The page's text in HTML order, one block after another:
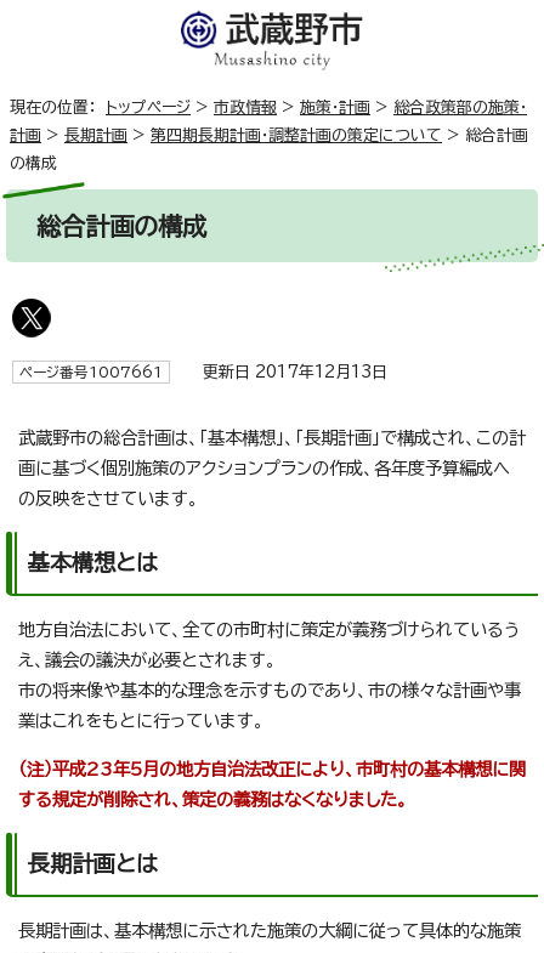
現在の位置： トップページ > 市政情報 > 施策・計画 > 総合政策部の施策・
計画 > 長期計画 > 第四期長期計画・調整計画の策定について > 総合計画
の構成
総合計画の構成
ページ番号1007661 更新日 2017年12月13日
武蔵野市の総合計画は、「基本構想」、「長期計画」で構成され、この計
画に基づく個別施策のアクションプランの作成、各年度予算編成へ
の反映をさせています。
基本構想とは
地方自治法において、全ての市町村に策定が義務づけられているう
え、議会の議決が必要とされます。
市の将来像や基本的な理念を示すものであり、市の様々な計画や事
業はこれをもとに行っています。
（注）平成23年5月の地方自治法改正により、市町村の基本構想に関
する規定が削除され、策定の義務はなくなりました。
長期計画とは
長期計画は、基本構想に示された施策の大綱に従って具体的な施策